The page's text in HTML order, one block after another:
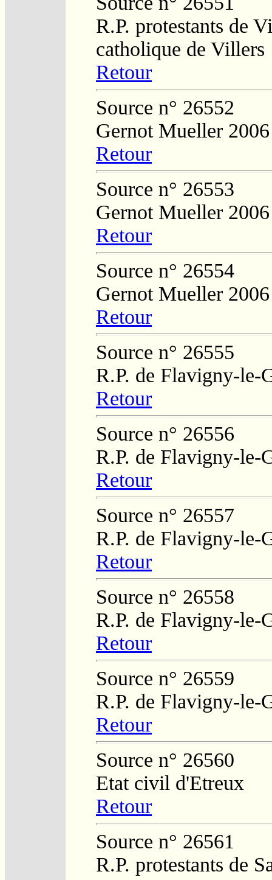
R.P. protestants de
catholique de Villers
Retour
Source n° 26552
Gernot Mueller 2006
Retour
Source n° 26553
Gernot Mueller 2006
Retour
Source n° 26554
Gernot Mueller 2006
Retour
Source n° 26555
R.P. de Flavigny-le-
Retour
Source n° 26556
R.P. de Flavigny-le-
Retour
Source n° 26557
R.P. de Flavigny-le-
Retour
Source n° 26558
R.P. de Flavigny-le-
Retour
Source n° 26559
R.P. de Flavigny-le-
Retour
Source n° 26560
Etat civil d'Etreux
Retour
Source n° 26561
R.P. protestants de